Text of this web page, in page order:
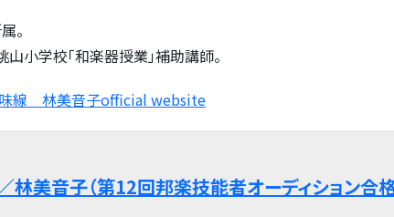
。
小学校「和楽器授業」補助講師。
味線 林美音子official website
林美音子（第12回邦楽技能者オーディション合格